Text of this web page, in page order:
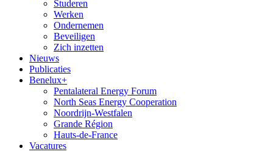
Studeren
Werken
Ondernemen
Beveiligen
Zich inzetten
Nieuws
Publicaties
Benelux+
Pentalateral Energy Forum
North Seas Energy Cooperation
Noordrijn-Westfalen
Grande Région
Hauts-de-France
Vacatures